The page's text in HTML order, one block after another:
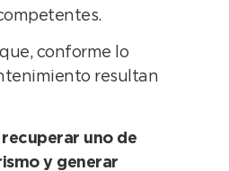
conforme lo
resultan
uno de
y generar